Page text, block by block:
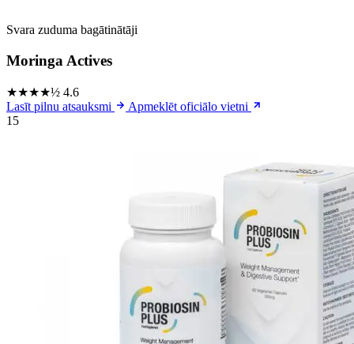
Svara zuduma bagātinātāji
Moringa Actives
★★★★½ 4.6
Lasīt pilnu atsauksmi
Apmeklēt oficiālo vietni
15